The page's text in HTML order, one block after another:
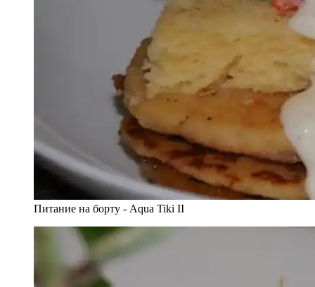
Питание на борту - Aqua Tiki II